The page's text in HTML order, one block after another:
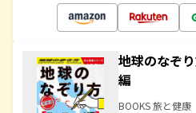
地球のなぞ
編
BOOKS 旅と健康